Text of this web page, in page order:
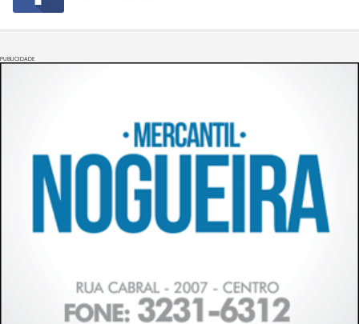
PUBLICIDADE